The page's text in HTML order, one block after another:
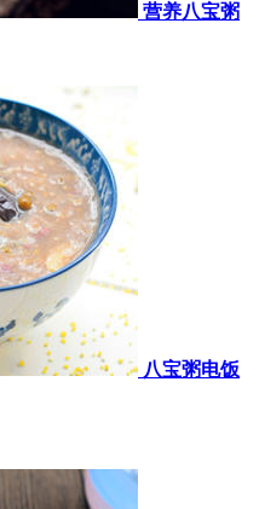
营养八宝粥
八宝粥电饭